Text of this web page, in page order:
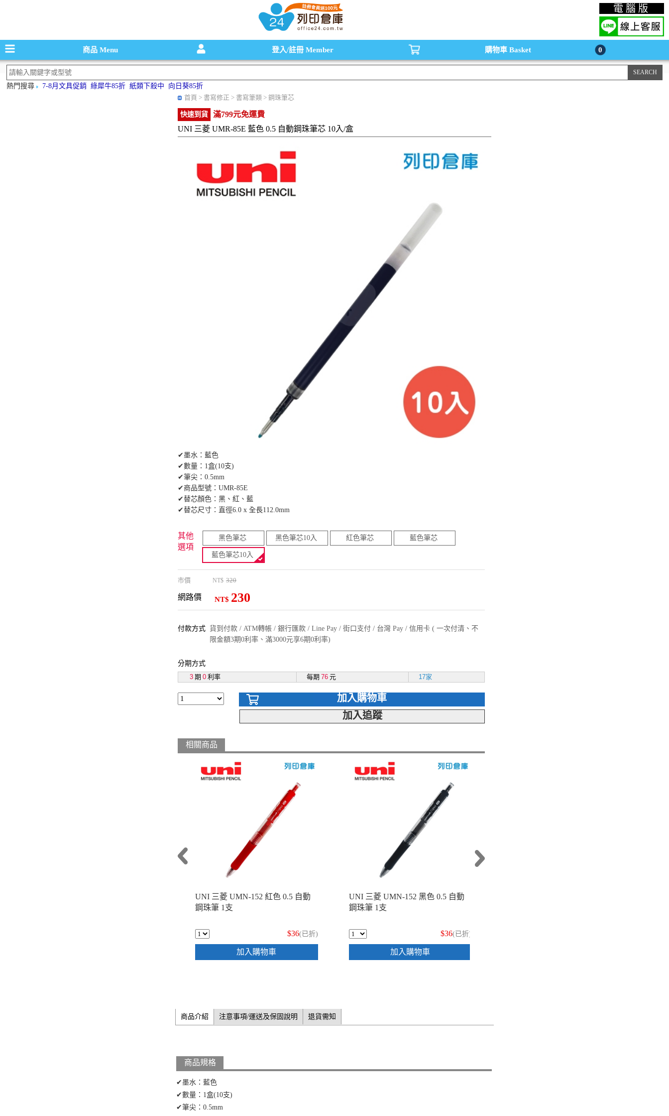
碳粉匣，墨水匣,原廠碳粉匣，副廠碳粉匣，環保碳粉匣,連續供墨印表機-office24列印倉庫線上購物手機版 電腦版
商品Menu 登入/註冊 Member 購物車 Basket 0
熱門搜尋 7-8月文具促銷 綠犀牛85折 紙類下殺中
向日葵85折
首頁 > 書寫修正 > 書寫筆類 > 鋼珠筆芯
快速到貨
滿799元免運費
UNI 三菱 UMR-85E 藍色 0.5 自動鋼珠筆芯 10入/盒
✔墨水：藍色
✔數量：1盒(10支)
✔筆尖：0.5mm
✔商品型號：UMR-85E
✔替芯顏色：黑、紅、藍
✔替芯尺寸：直徑6.0 x 全長112.0mm
其他
選項
黑色筆芯 黑色筆芯10入 紅色筆芯 藍色筆芯
藍色筆芯10入
市價 NT$ 320
網路價 NT$ 230
付款方式 貨到付款 / ATM轉帳 / 銀行匯款 / Line Pay / 街口支付 / 台灣 Pay / 信用卡 ( 一次付清、不
限金額3期0利率、滿3000元享6期0利率)
分期方式
3 期 0 利率 每期 76 元 17家
加入購物車
加入追蹤
相關商品
UNI 三菱 UMN-152 紅色 0.5 自動
鋼珠筆 1支
$36(已折)
加入購物車
UNI 三菱 UMN-152 黑色 0.5 自動
鋼珠筆 1支
$36(已折)
加入購物車
商品介紹 注意事項/運送及保固說明 退貨需知
商品規格
✔墨水：藍色
✔數量：1盒(10支)
✔筆尖：0.5mm